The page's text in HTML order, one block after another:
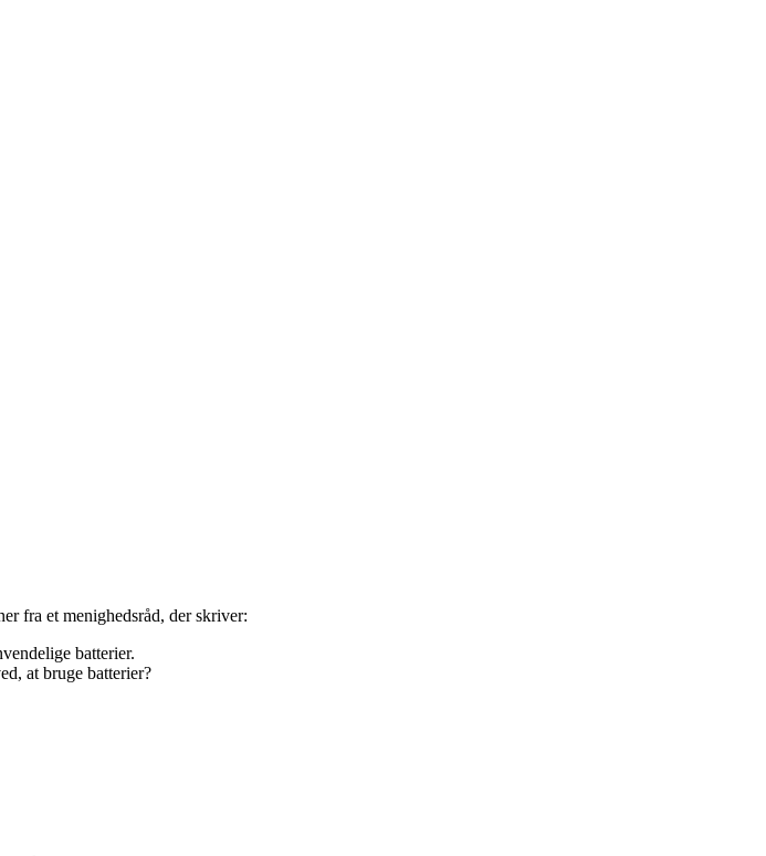
fra et menighedsråd, der skriver:
batterier.
at bruge batterier?